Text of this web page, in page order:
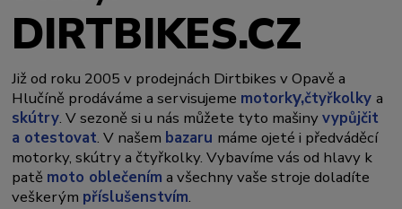
DIRTBIKES.CZ
Již od roku 2005 v prodejnách Dirtbikes v Opavě a
Hlučíně prodáváme a servisujeme motorky,čtyřkolkya
skútry. V sezoně si u nás můžete tyto mašinyvypůjčit
a otestovat. V našem bazaru máme ojeté i předváděcí
motorky, skútry a čtyřkolky. Vybavíme vás od hlavy k
patě moto oblečením a všechny vaše stroje doladíte
veškerým příslušenstvím.